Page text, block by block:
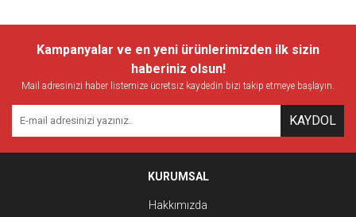
Kampanyalar ve en yeni ürünlerimizden ilk sizin
haberiniz olsun!
Mail adresinizi haber listemize ücretsiz kaydedin bizi takip etmeye başlayın.
KAYDOL
KURUMSAL
Hakkımızda